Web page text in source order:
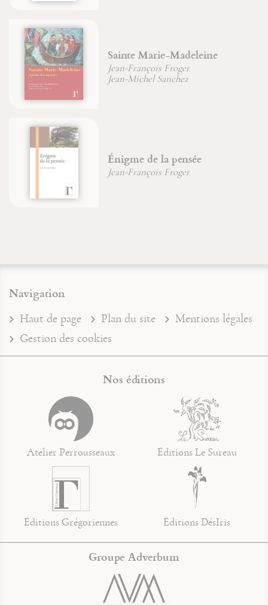
Saint Joseph, image du Père
Jean-Paul Dumontier
Jean-François Froger
Jean-Michel Sanchez
La voie royale du désert
Frère Étienne Goutagny
Navigation
Haut de page Plan du site
Mentions légales
Gestion des cookies
Nos éditions
Atelier Perrousseaux Éditions Le Sureau
Éditions Grégoriennes Éditions DésIris
Groupe Adverbum